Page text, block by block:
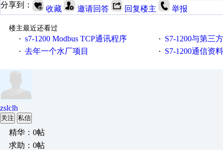
分享到：
收藏 邀请回答 回复楼主 举报
楼主最近还看过
· s7-1200 Modbus TCP通讯程序 · S7-1200与第三方设备之
· 去年一个水厂项目 · S7-1200通信资
zslclh
关注 私信
精华：0帖
求助：0帖